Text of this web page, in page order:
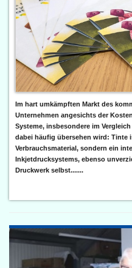
Im hart umkämpften Markt des
Unternehmen angesichts der
Systeme, insbesondere im
dabei häufig übersehen wird: Tinte
Verbrauchsmaterial, sondern ein
Inkjetdrucksystems, ebenso
Druckwerk selbst.......